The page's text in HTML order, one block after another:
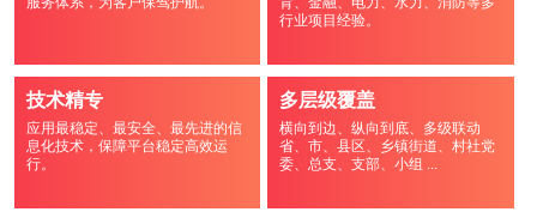
行业项目经验。
技术精专
应用最稳定、最安全、最先进的信
息化技术，保障平台稳定高效运
行。
多层级覆盖
横向到边、纵向到底、多级联动
省、市、县区、乡镇街道、村社党
委、总支、支部、小组 ...